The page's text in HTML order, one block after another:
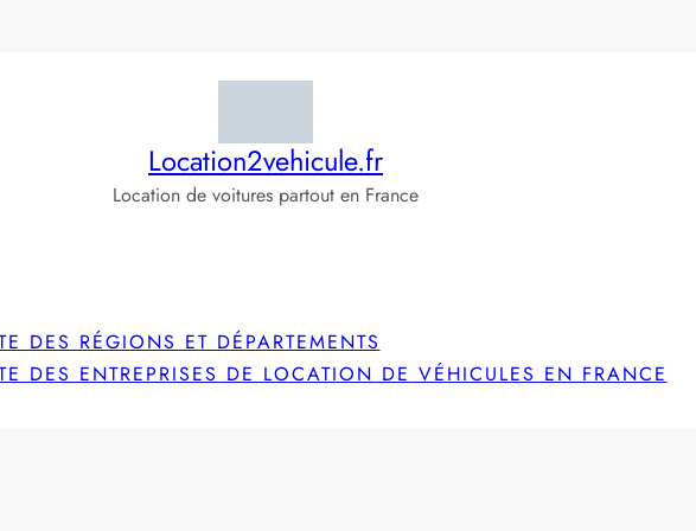
Location2vehicule.fr
Location de voitures partout en France
DES RÉGIONS ET DÉPARTEMENTS
DES ENTREPRISES DE LOCATION DE VÉHICULES EN FRANCE